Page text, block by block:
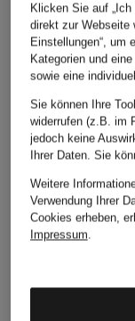
Nike
Laufschuhe
PREMIUM
159,99 €
Bestpreis:135,99 €
Ursprünglich:209,99 €
Klicken Sie auf
direkt zur Webseite
Einstellungen“, um
Kategorien und
sowie eine
Sie können Ihre
widerrufen (z.B. im
jedoch keine
Ihrer Daten. Sie
Weitere
Verwendung Ihrer
Cookies erheben,
Impressum.